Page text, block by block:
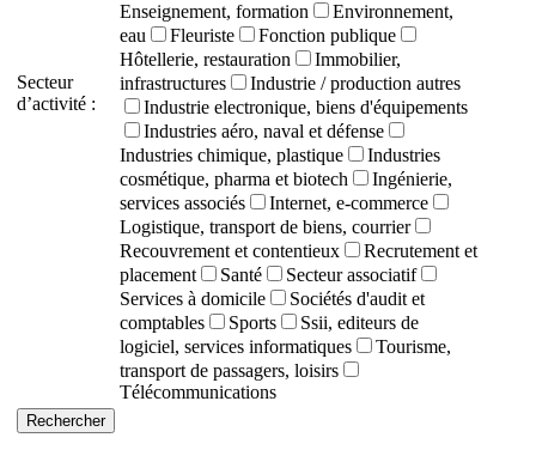
Secteur
d’activité :
Enseignement, formation
Environnement,
eau
Fleuriste
Fonction publique
Hôtellerie, restauration
Immobilier,
infrastructures
Industrie / production autres
Industrie electronique, biens d'équipements
Industries aéro, naval et défense
Industries chimique, plastique
Industries
cosmétique, pharma et biotech
Ingénierie,
services associés
Internet, e-commerce
Logistique, transport de biens, courrier
Recouvrement et contentieux
Recrutement et
placement
Santé
Secteur associatif
Services à domicile
Sociétés d'audit et
comptables
Sports
Ssii, editeurs de
logiciel, services informatiques
Tourisme,
transport de passagers, loisirs
Télécommunications